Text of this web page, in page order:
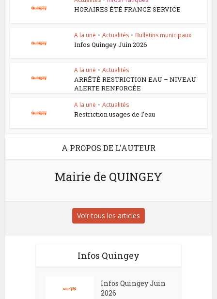
HORAIRES ÉTÉ FRANCE SERVICE
A la une • Actualités • Bulletins municipaux
Infos Quingey Juin 2026
A la une • Actualités
ARRÊTÉ RESTRICTION EAU – NIVEAU
ALERTE RENFORCÉE
A la une • Actualités
Restriction usages de l’eau
A PROPOS DE L'AUTEUR
Mairie de QUINGEY
Voir tous les articles
Infos Quingey
Infos Quingey Juin
2026